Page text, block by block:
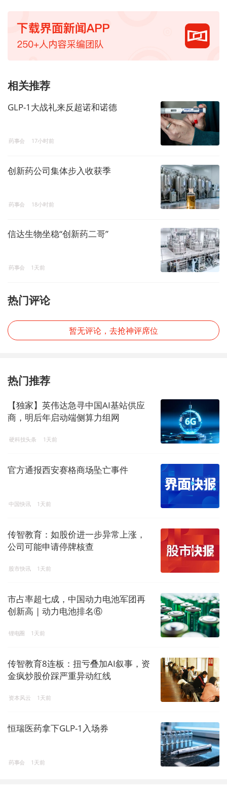
相关推荐
GLP-1大战礼来反超诺和诺德
药事会 17小时前
创新药公司集体步入收获季
药事会 18小时前
信达生物坐稳“创新药二哥”
药事会 1天前
热门评论
暂无评论，去抢神评席位
热门推荐
【独家】英伟达急寻中国AI基站供应
商，明后年启动端侧算力组网
硬科技头条 1天前
官方通报西安赛格商场坠亡事件
中国快讯 1天前
传智教育：如股价进一步异常上涨，
公司可能申请停牌核查
股市快讯 1天前
市占率超七成，中国动力电池军团再
创新高 | 动力电池排名⑥
锂电圈 1天前
传智教育8连板：扭亏叠加AI叙事，资
金疯炒股价踩严重异动红线
资本风云 1天前
恒瑞医药拿下GLP-1入场券
药事会 1天前